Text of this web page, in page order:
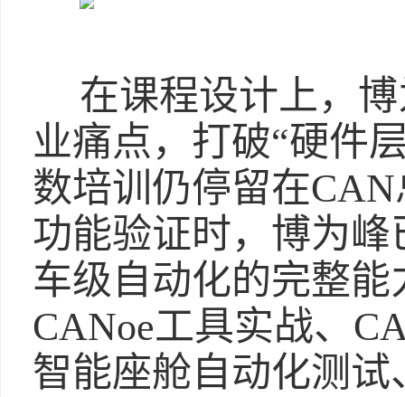
在课程设计上，
业痛点，打破“硬件
数培训仍停留在
功能验证时，博为
车级自动化的完整
CANoe工具实战、
智能座舱自动化测